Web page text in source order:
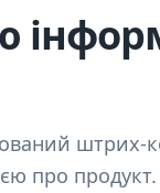
штрих-
про